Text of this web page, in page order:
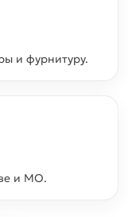
и фурнитуру.
и МО.